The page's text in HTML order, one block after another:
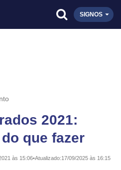
SIGNOS
2021:
que fazer
às 15:06•Atualizado:17/09/2025 às 16:15